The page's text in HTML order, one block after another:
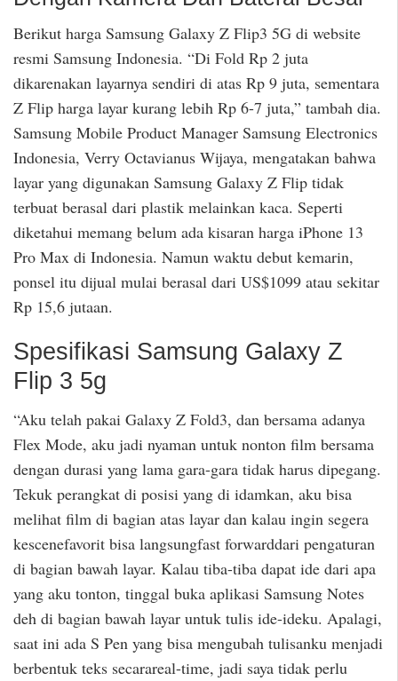
Berikut harga Samsung Galaxy Z Flip3 5G di website
resmi Samsung Indonesia. “Di Fold Rp 2 juta
dikarenakan layarnya sendiri di atas Rp 9 juta, sementara
Z Flip harga layar kurang lebih Rp 6-7 juta,” tambah dia.
Samsung Mobile Product Manager Samsung Electronics
Indonesia, Verry Octavianus Wijaya, mengatakan bahwa
layar yang digunakan Samsung Galaxy Z Flip tidak
terbuat berasal dari plastik melainkan kaca. Seperti
diketahui memang belum ada kisaran harga iPhone 13
Pro Max di Indonesia. Namun waktu debut kemarin,
ponsel itu dijual mulai berasal dari US$1099 atau sekitar
Rp 15,6 jutaan.
Spesifikasi Samsung Galaxy Z
Flip 3 5g
“Aku telah pakai Galaxy Z Fold3, dan bersama adanya
Flex Mode, aku jadi nyaman untuk nonton film bersama
dengan durasi yang lama gara-gara tidak harus dipegang.
Tekuk perangkat di posisi yang di idamkan, aku bisa
melihat film di bagian atas layar dan kalau ingin segera
kescenefavorit bisa langsungfast forwarddari pengaturan
di bagian bawah layar. Kalau tiba-tiba dapat ide dari apa
yang aku tonton, tinggal buka aplikasi Samsung Notes
deh di bagian bawah layar untuk tulis ide-ideku. Apalagi,
saat ini ada S Pen yang bisa mengubah tulisanku menjadi
berbentuk teks secarareal-time, jadi saya tidak perlu